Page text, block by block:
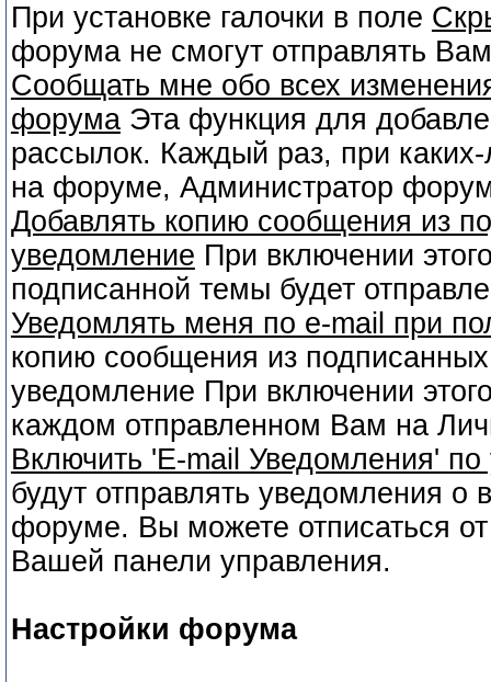
При установке галочки в поле
форума не смогут отправлять
Сообщать мне обо всех
форумаЭта функция для
рассылок. Каждый раз, при
на форуме, Администратор
Добавлять копию сообщения из
уведомление При включении
подписанной темы будет
Уведомлять меня по e-mail при
копию сообщения из
уведомление При включении
каждом отправленном Вам на
Включить 'E-mail Уведомления'
будут отправлять уведомления
форуме. Вы можете отписаться
Вашей панели управления.
Настройки форума